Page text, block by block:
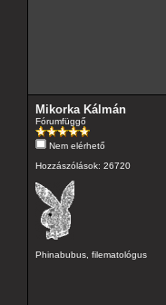
Mikorka Kálmán
Fórumfüggő
Nem elérhető
Hozzászólások: 26720
Phinabubus, filematológus